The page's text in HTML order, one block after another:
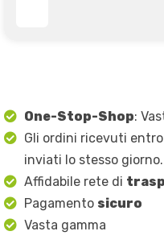
One-Stop-Shop:
Gli ordini ricevuti entro
inviati lo stesso giorno.
Affidabile rete di
Pagamento sicuro
Vasta gamma